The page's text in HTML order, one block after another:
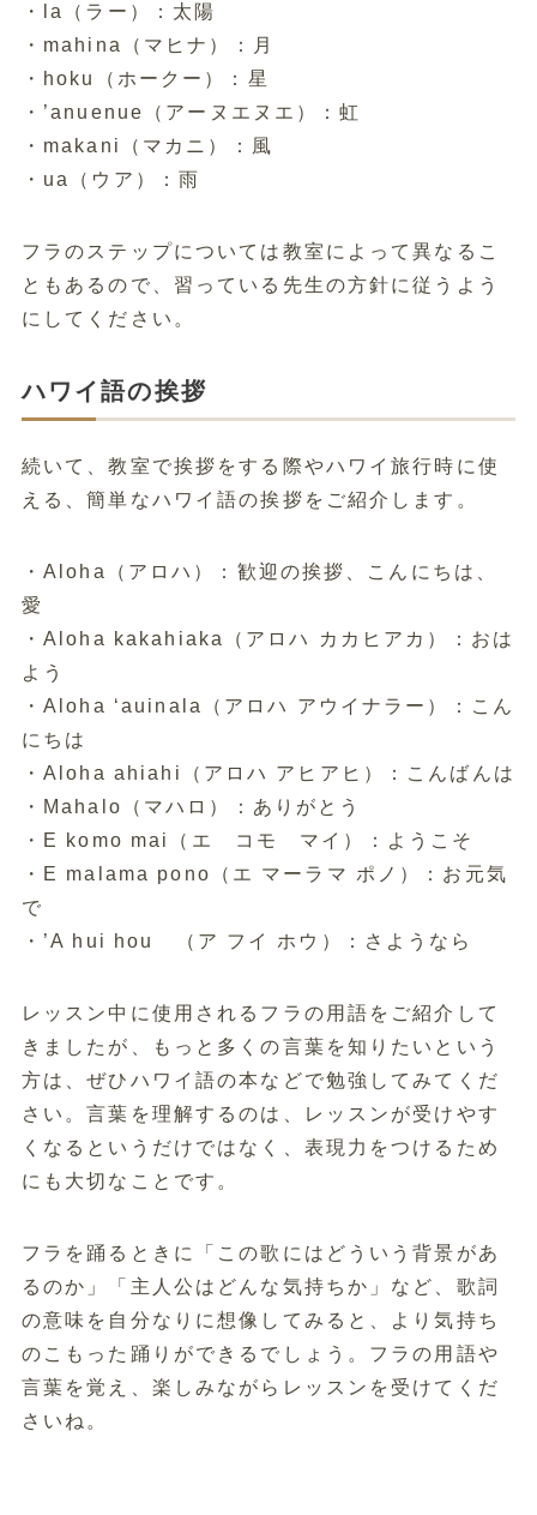
・la（ラー）：太陽
・mahina（マヒナ）：月
・hoku（ホークー）：星
・’anuenue（アーヌエヌエ）：虹
・makani（マカニ）：風
・ua（ウア）：雨
フラのステップについては教室によって異なるこ
ともあるので、習っている先生の方針に従うよう
にしてください。
ハワイ語の挨拶
続いて、教室で挨拶をする際やハワイ旅行時に使
える、簡単なハワイ語の挨拶をご紹介します。
・Aloha（アロハ）：歓迎の挨拶、こんにちは、
愛
・Aloha kakahiaka（アロハ カカヒアカ）：おは
よう
・Aloha ‘auinala（アロハ アウイナラー）：こん
にちは
・Aloha ahiahi（アロハ アヒアヒ）：こんばんは
・Mahalo（マハロ）：ありがとう
・E komo mai（エ コモ マイ）：ようこそ
・E malama pono（エ マーラマ ポノ）：お元気
で
・’A hui hou （ア フイ ホウ）：さようなら
レッスン中に使用されるフラの用語をご紹介して
きましたが、もっと多くの言葉を知りたいという
方は、ぜひハワイ語の本などで勉強してみてくだ
さい。言葉を理解するのは、レッスンが受けやす
くなるというだけではなく、表現力をつけるため
にも大切なことです。
フラを踊るときに「この歌にはどういう背景があ
るのか」「主人公はどんな気持ちか」など、歌詞
の意味を自分なりに想像してみると、より気持ち
のこもった踊りができるでしょう。フラの用語や
言葉を覚え、楽しみながらレッスンを受けてくだ
さいね。